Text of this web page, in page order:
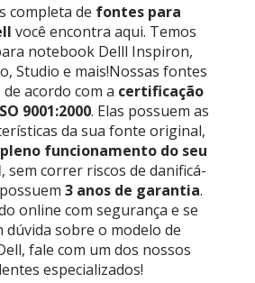
completa de fontes para
você encontra aqui. Temos
notebook Delll Inspiron,
Studio e mais!Nossas fontes
acordo com a certificação
9001:2000. Elas possuem as
da sua fonte original,
pleno funcionamento do seu
, sem correr riscos de danificá-
3 anos de garantia.
online com segurança e se
dúvida sobre o modelo de
fale com um dos nossos
especializados!